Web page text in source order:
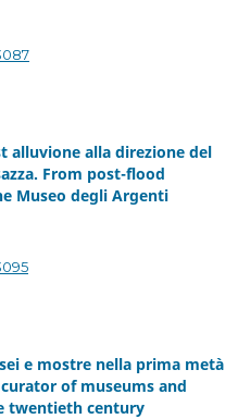
alluvione alla direzione del
From post-flood
Museo degli Argenti
e mostre nella prima metà
of museums and
twentieth century